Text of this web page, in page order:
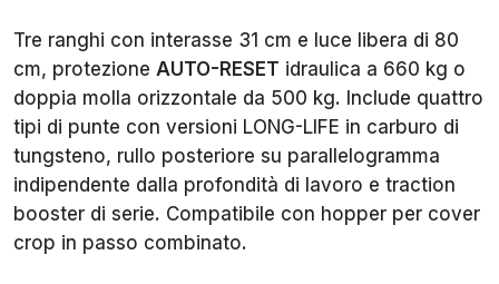
Tre ranghi con interasse 31 cm e luce libera di 80
cm, protezione AUTO-RESET idraulica a 660 kg o
doppia molla orizzontale da 500 kg. Include quattro
tipi di punte con versioni LONG-LIFE in carburo di
tungsteno, rullo posteriore su parallelogramma
indipendente dalla profondità di lavoro e traction
booster di serie. Compatibile con hopper per cover
crop in passo combinato.